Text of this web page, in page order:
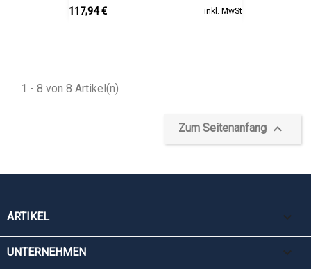
Preis
117,94 € inkl. MwSt
1 - 8 von 8 Artikel(n)
Zum Seitenanfang 
ARTIKEL 
UNTERNEHMEN 